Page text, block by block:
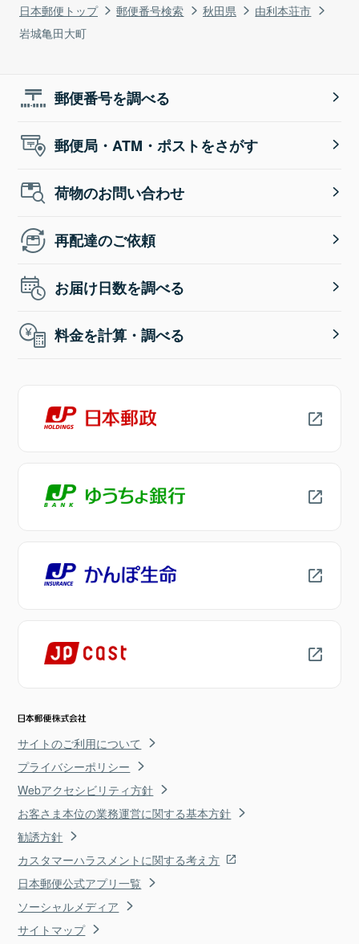
日本郵便トップ 郵便番号検索 秋田県
由利本荘市
岩城亀田大町
郵便番号を調べる
郵便局・ATM・ポストをさがす
荷物のお問い合わせ
再配達のご依頼
お届け日数を調べる
料金を計算・調べる
サイトのご利用について
プライバシーポリシー
Webアクセシビリティ方針
お客さま本位の業務運営に関する基本方針
勧誘方針
カスタマーハラスメントに関する考え方
日本郵便公式アプリ一覧
ソーシャルメディア
サイトマップ